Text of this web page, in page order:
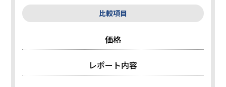
比較項目
価格
レポート内容